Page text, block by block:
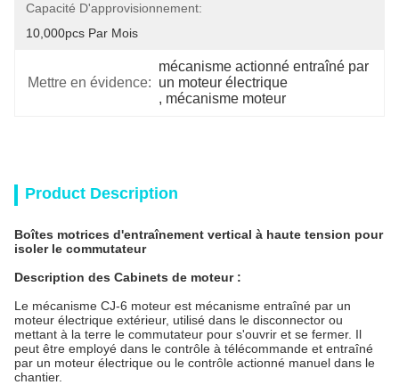
Capacité D'approvisionnement:
10,000pcs Par Mois
Mettre en évidence:
mécanisme actionné entraîné par
un moteur électrique
, mécanisme moteur
Product Description
Boîtes motrices d'entraînement vertical à haute tension pour
isoler le commutateur
Description des Cabinets de moteur :
Le mécanisme CJ-6 moteur est mécanisme entraîné par un
moteur électrique extérieur, utilisé dans le disconnector ou
mettant à la terre le commutateur pour s'ouvrir et se fermer. Il
peut être employé dans le contrôle à télécommande et entraîné
par un moteur électrique ou le contrôle actionné manuel dans le
chantier.